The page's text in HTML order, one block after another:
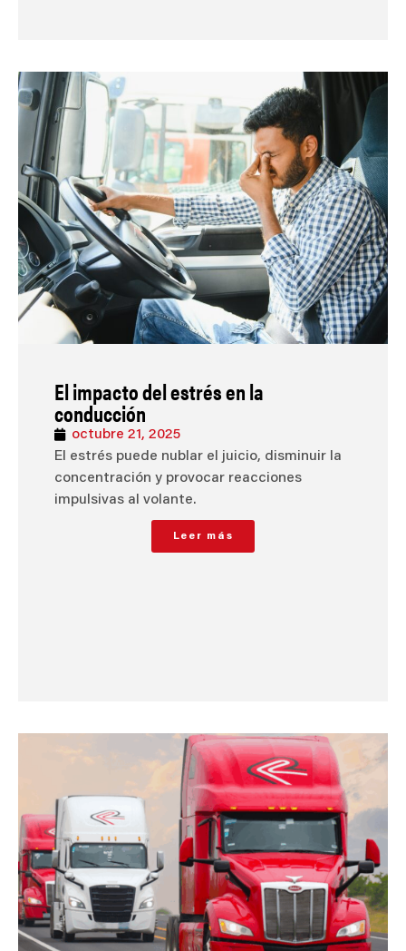
El impacto del estrés en la
conducción
octubre 21, 2025
El estrés puede nublar el juicio, disminuir la
concentración y provocar reacciones
impulsivas al volante.
Leer más